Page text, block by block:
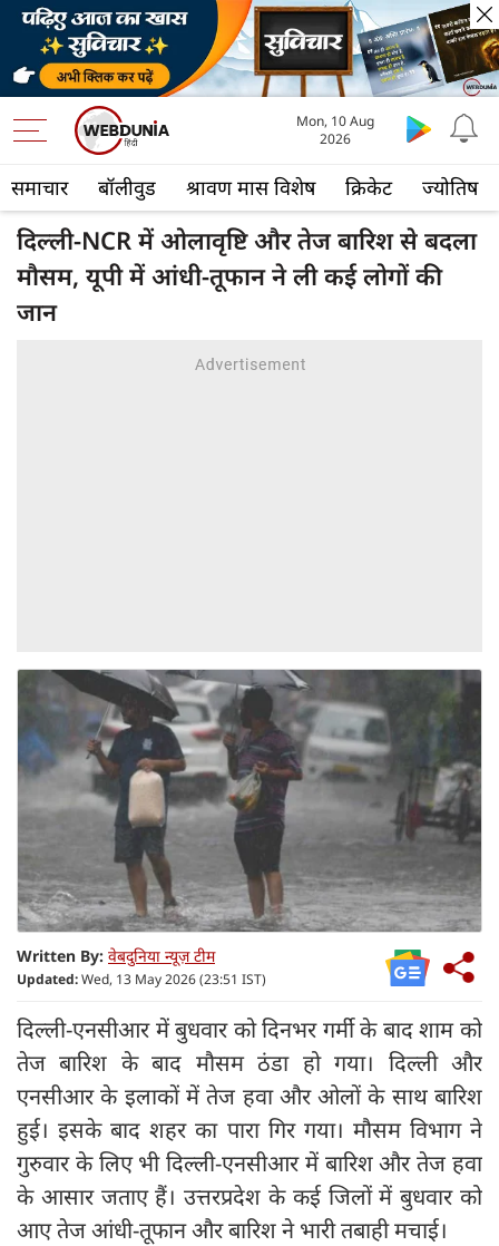
समाचार बॉलीवुड श्रावण मास विशेष क्रिकेट ज्योतिष
Mon, 10 Aug
2026
दिल्ली-NCR में ओलावृष्टि और तेज बारिश से बदला
मौसम, यूपी में आंधी-तूफान ने ली कई लोगों की
जान
Written By: वेबदुनिया न्यूज़ टीम
Updated:Wed, 13 May 2026 (23:51 IST)
दिल्ली-एनसीआर में बुधवार को दिनभर गर्मी के बाद शाम को
तेज बारिश के बाद मौसम ठंडा हो गया। दिल्ली और
एनसीआर के इलाकों में तेज हवा और ओलों के साथ बारिश
हुई। इसके बाद शहर का पारा गिर गया। मौसम विभाग ने
गुरुवार के लिए भी दिल्ली-एनसीआर में बारिश और तेज हवा
के आसार जताए हैं। उत्तरप्रदेश के कई जिलों में बुधवार को
आए तेज आंधी-तूफान और बारिश ने भारी तबाही मचाई।